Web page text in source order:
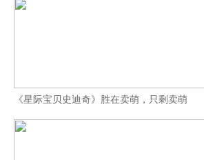
《星际宝贝史迪奇》胜在卖萌，只剩卖萌